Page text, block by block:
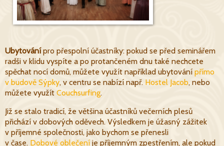
Ubytovánípro přespolní účastníky: pokud se před seminářem
radši v klidu vyspíte a po protančeném dnu také nechcete
spěchat nocí domů, můžete využít například ubytování přímo
v budově Sýpky, v centru se nabízí např. Hostel Jacob, nebo
můžete využít Couchsurfing.
Již se stalo tradicí, že většina účastníků večerních plesů
přichází v dobových oděvech. Výsledkem je úžasný zážitek
v příjemné společnosti, jako bychom se přenesli
v čase. Dobové oblečení je příjemným zpestřením, ale pokud